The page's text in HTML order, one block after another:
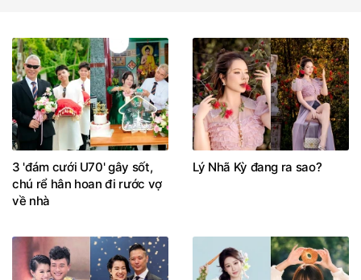
3 'đám cưới U70' gây sốt,
chú rể hân hoan đi rước vợ
về nhà
Lý Nhã Kỳ đang ra sao?